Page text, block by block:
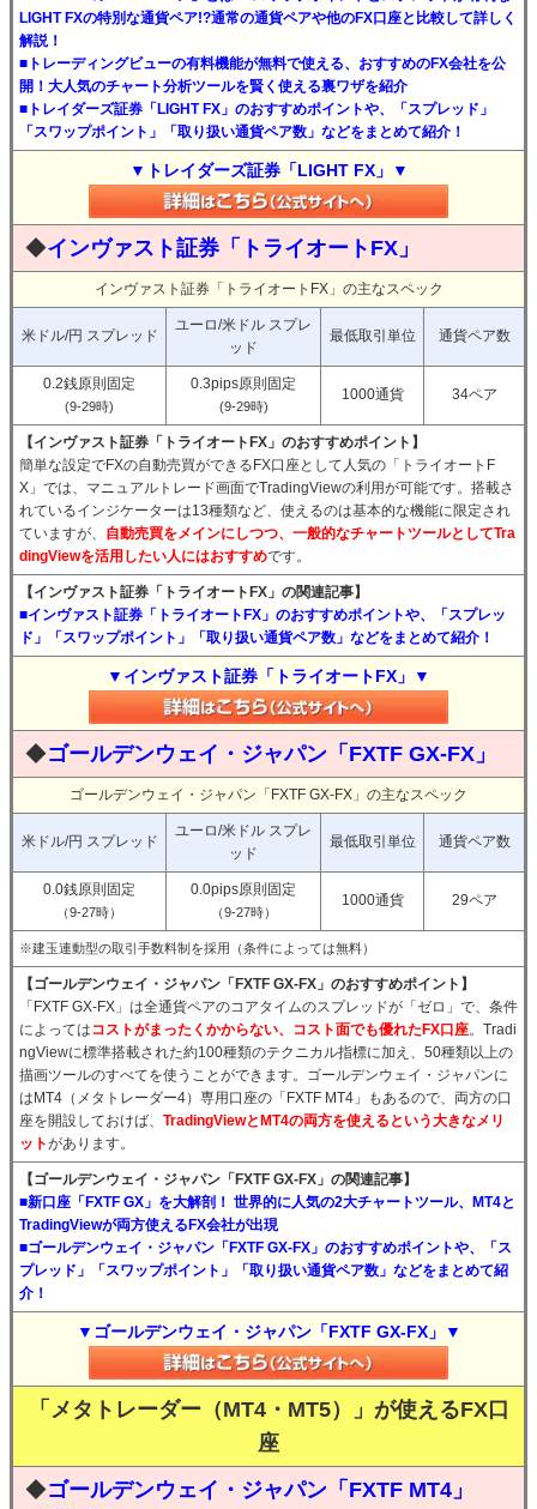
LIGHT FXの特別な通貨ペア!?通常の通貨ペアや他のFX口座と比較して詳しく
解説！
■トレーディングビューの有料機能が無料で使える、おすすめのFX会社を公
開！大人気のチャート分析ツールを賢く使える裏ワザを紹介
■トレイダーズ証券「LIGHT FX」のおすすめポイントや、「スプレッド」
「スワップポイント」「取り扱い通貨ペア数」などをまとめて紹介！
▼トレイダーズ証券「LIGHT FX」▼
◆インヴァスト証券「トライオートFX」
インヴァスト証券「トライオートFX」の主なスペック
米ドル/円 スプレッド
ユーロ/米ドル スプレ
ッド
最低取引単位 通貨ペア数
0.2銭原則固定
(9-29時)
0.3pips原則固定
(9-29時)
1000通貨 34ペア
【インヴァスト証券「トライオートFX」のおすすめポイント】
簡単な設定でFXの自動売買ができるFX口座として人気の「トライオートF
X」では、マニュアルトレード画面でTradingViewの利用が可能です。搭載さ
れているインジケーターは13種類など、使えるのは基本的な機能に限定され
ていますが、 自動売買をメインにしつつ、一般的なチャートツールとしてTra
dingViewを活用したい人にはおすすめです。
【インヴァスト証券「トライオートFX」の関連記事】
■インヴァスト証券「トライオートFX」のおすすめポイントや、「スプレッ
ド」「スワップポイント」「取り扱い通貨ペア数」などをまとめて紹介！
▼インヴァスト証券「トライオートFX」▼
◆ゴールデンウェイ・ジャパン「FXTF GX-FX」
ゴールデンウェイ・ジャパン「FXTF GX-FX」の主なスペック
米ドル/円 スプレッド
ユーロ/米ドル スプレ
ッド
最低取引単位 通貨ペア数
0.0銭原則固定
（9-27時）
0.0pips原則固定
（9-27時）
1000通貨 29ペア
※建玉連動型の取引手数料制を採用（条件によっては無料）
【ゴールデンウェイ・ジャパン「FXTF GX-FX」のおすすめポイント】
「FXTF GX-FX」は全通貨ペアのコアタイムのスプレッドが「ゼロ」で、条件
によってはコストがまったくかからない、コスト面でも優れたFX口座。Tradi
ngViewに標準搭載された約100種類のテクニカル指標に加え、50種類以上の
描画ツールのすべてを使うことができます。ゴールデンウェイ・ジャパンに
はMT4（メタトレーダー4）専用口座の「FXTF MT4」もあるので、両方の口
座を開設しておけば、 TradingViewとMT4の両方を使えるという大きなメリ
ットがあります。
【ゴールデンウェイ・ジャパン「FXTF GX-FX」の関連記事】
■新口座「FXTF GX」を大解剖！ 世界的に人気の2大チャートツール、MT4と
TradingViewが両方使えるFX会社が出現
■ゴールデンウェイ・ジャパン「FXTF GX-FX」のおすすめポイントや、「ス
プレッド」「スワップポイント」「取り扱い通貨ペア数」などをまとめて紹
介！
▼ゴールデンウェイ・ジャパン「FXTF GX-FX」▼
「メタトレーダー（MT4・MT5）」が使えるFX口
座
◆ゴールデンウェイ・ジャパン「FXTF MT4」